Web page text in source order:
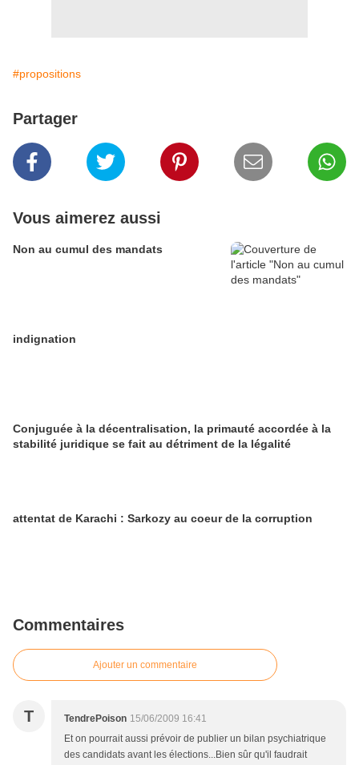
#propositions
Partager
Vous aimerez aussi
Non au cumul des mandats
indignation
Conjuguée à la décentralisation, la primauté accordée à la
stabilité juridique se fait au détriment de la légalité
attentat de Karachi : Sarkozy au coeur de la corruption
Commentaires
Ajouter un commentaire
T TendrePoison 15/06/2009 16:41
Et on pourrait aussi prévoir de publier un bilan psychiatrique
des candidats avant les élections...Bien sûr qu'il faudrait